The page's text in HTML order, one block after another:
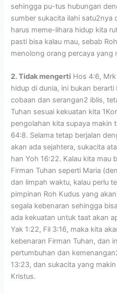
sehingga pu-tus hubungan
sumber sukacita ilahi satu2nya
harus meme-lihara hidup kita
pasti bisa kalau mau, sebab
menolong orang percaya yang
2. Tidak mengerti Hos 4:6,
hidup di dunia, ini bukan
cobaan dan serangan2 iblis,
Tuhan sesuai kekuatan kita
pengolahan kita supaya makin
64:8. Selama tetap berjalan
akan ada sejahtera, sukacita
han Yoh 16:22. Kalau kita mau
Firman Tuhan seperti Maria
dan limpah waktu, kalau perlu
pimpinan Roh Kudus yang
segala kebenaran sehingga
ada kekuatan untuk taat akan
Yak 1:22, Fil 3:16, maka kita
kebenaran Firman Tuhan, dan
pertumbuhan dan
13:23, dan sukacita yang
Kristus.